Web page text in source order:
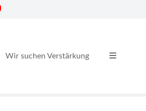
Wir suchen Verstärkung